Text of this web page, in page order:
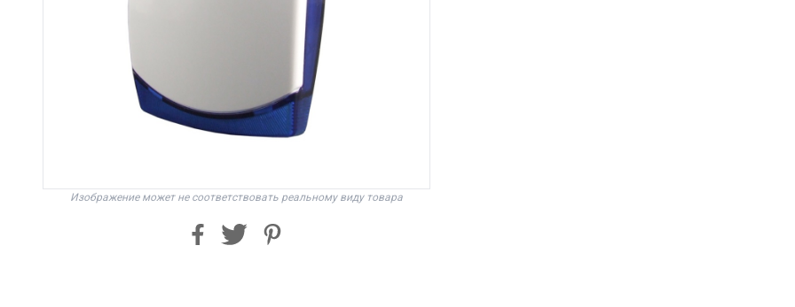
Изображение может не соответствовать реальному виду товара